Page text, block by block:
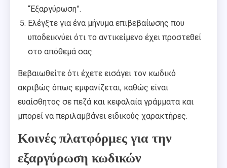
“Εξαργύρωση”.
Ελέγξτε για ένα μήνυμα επιβεβαίωσης που
υποδεικνύει ότι το αντικείμενο έχει προστεθεί
στο απόθεμά σας.
Βεβαιωθείτε ότι έχετε εισάγει τον κωδικό
ακριβώς όπως εμφανίζεται, καθώς είναι
ευαίσθητος σε πεζά και κεφαλαία γράμματα και
μπορεί να περιλαμβάνει ειδικούς χαρακτήρες.
Κοινές πλατφόρμες για την
εξαργύρωση κωδικών